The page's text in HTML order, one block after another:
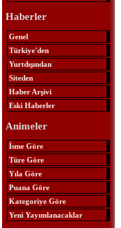
Haberler
Genel
Türkiye'den
Yurtdışından
Siteden
Haber Arşivi
Eski Haberler
Animeler
İsme Göre
Türe Göre
Yıla Göre
Puana Göre
Kategoriye Göre
Yeni Yayımlanacaklar